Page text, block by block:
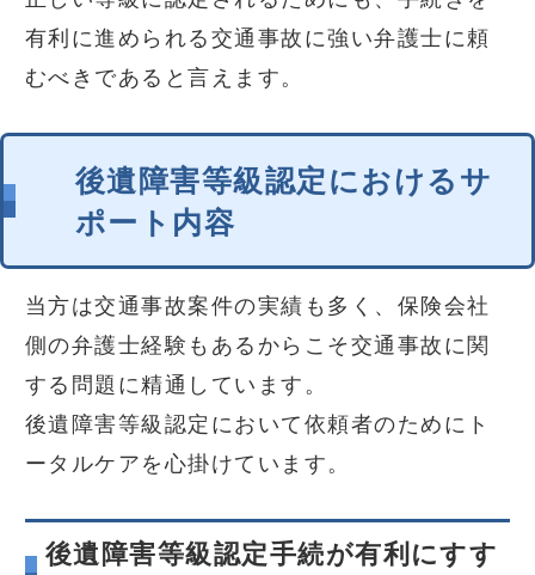
有利に進められる交通事故に強い弁護士に頼
むべきであると言えます。
後遺障害等級認定におけるサ
ポート内容
当方は交通事故案件の実績も多く、保険会社
側の弁護士経験もあるからこそ交通事故に関
する問題に精通しています。
後遺障害等級認定において依頼者のためにト
ータルケアを心掛けています。
後遺障害等級認定手続が有利にすす